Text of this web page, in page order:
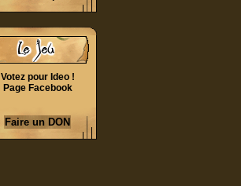
Votez pour Ideo !
Page Facebook